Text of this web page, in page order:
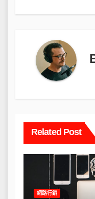
覽
Related Post
網路行銷